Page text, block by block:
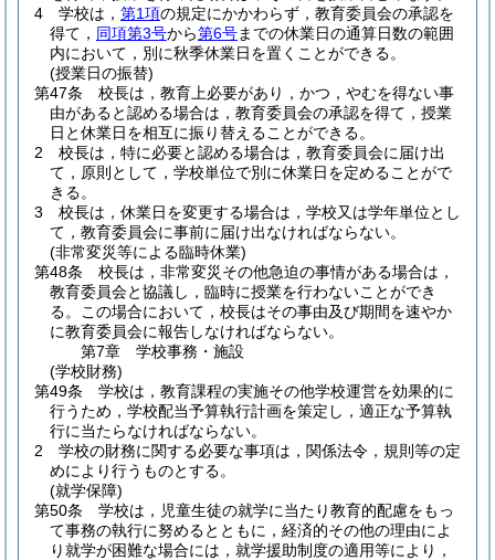
4
学校は， 第1項の規定にかかわらず，教育委員会の承認を
得て， 同項第3号から第6号までの休業日の通算日数の範囲
内において，別に秋季休業日を置くことができる。
(授業日の振替)
第47条
校長は，教育上必要があり，かつ，やむを得ない事
由があると認める場合は，教育委員会の承認を得て，授業
日と休業日を相互に振り替えることができる。
2
校長は，特に必要と認める場合は，教育委員会に届け出
て，原則として，学校単位で別に休業日を定めることがで
きる。
3
校長は，休業日を変更する場合は，学校又は学年単位とし
て，教育委員会に事前に届け出なければならない。
(非常変災等による臨時休業)
第48条
校長は，非常変災その他急迫の事情がある場合は，
教育委員会と協議し，臨時に授業を行わないことができ
る。
この場合において，校長はその事由及び期間を速やか
に教育委員会に報告しなければならない。
第7章
学校事務・施設
(学校財務)
第49条
学校は，教育課程の実施その他学校運営を効果的に
行うため，学校配当予算執行計画を策定し，適正な予算執
行に当たらなければならない。
2
学校の財務に関する必要な事項は，関係法令，規則等の定
めにより行うものとする。
(就学保障)
第50条
学校は，児童生徒の就学に当たり教育的配慮をもっ
て事務の執行に努めるとともに，経済的その他の理由によ
り就学が困難な場合には，就学援助制度の適用等により，